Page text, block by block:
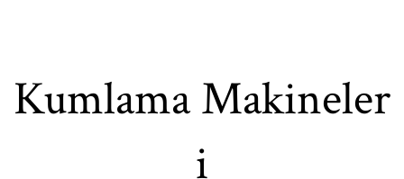
Kumlama Makineler
i